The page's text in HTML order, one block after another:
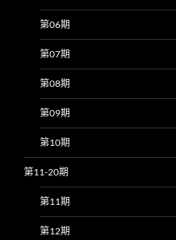
第06期
第07期
第08期
第09期
第10期
第11-20期
第11期
第12期